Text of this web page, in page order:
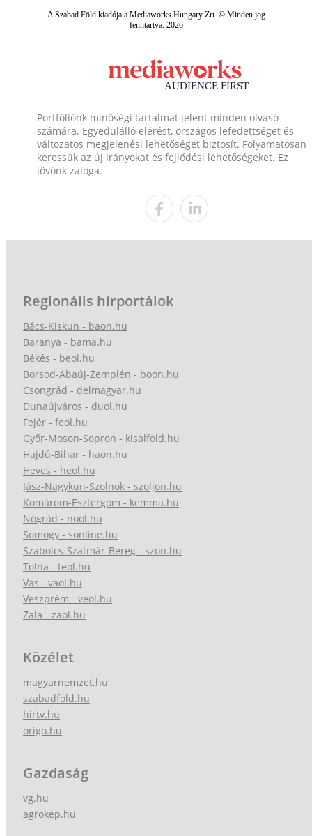
A Szabad Föld kiadója a Mediaworks Hungary Zrt. © Minden jog
fenntartva. 2026
Portfóliónk minőségi tartalmat jelent minden olvasó
számára. Egyedülálló elérést, országos lefedettséget és
változatos megjelenési lehetőséget biztosít. Folyamatosan
keressük az új irányokat és fejlődési lehetőségeket. Ez
jövőnk záloga.
Regionális hírportálok
Bács-Kiskun - baon.hu
Baranya - bama.hu
Békés - beol.hu
Borsod-Abaúj-Zemplén - boon.hu
Csongrád - delmagyar.hu
Dunaújváros - duol.hu
Fejér - feol.hu
Győr-Moson-Sopron - kisalfold.hu
Hajdú-Bihar - haon.hu
Heves - heol.hu
Jász-Nagykun-Szolnok - szoljon.hu
Komárom-Esztergom - kemma.hu
Nógrád - nool.hu
Somogy - sonline.hu
Szabolcs-Szatmár-Bereg - szon.hu
Tolna - teol.hu
Vas - vaol.hu
Veszprém - veol.hu
Zala - zaol.hu
Közélet
magyarnemzet.hu
szabadfold.hu
hirtv.hu
origo.hu
Gazdaság
vg.hu
agrokep.hu